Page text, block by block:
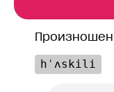
hˈʌskili